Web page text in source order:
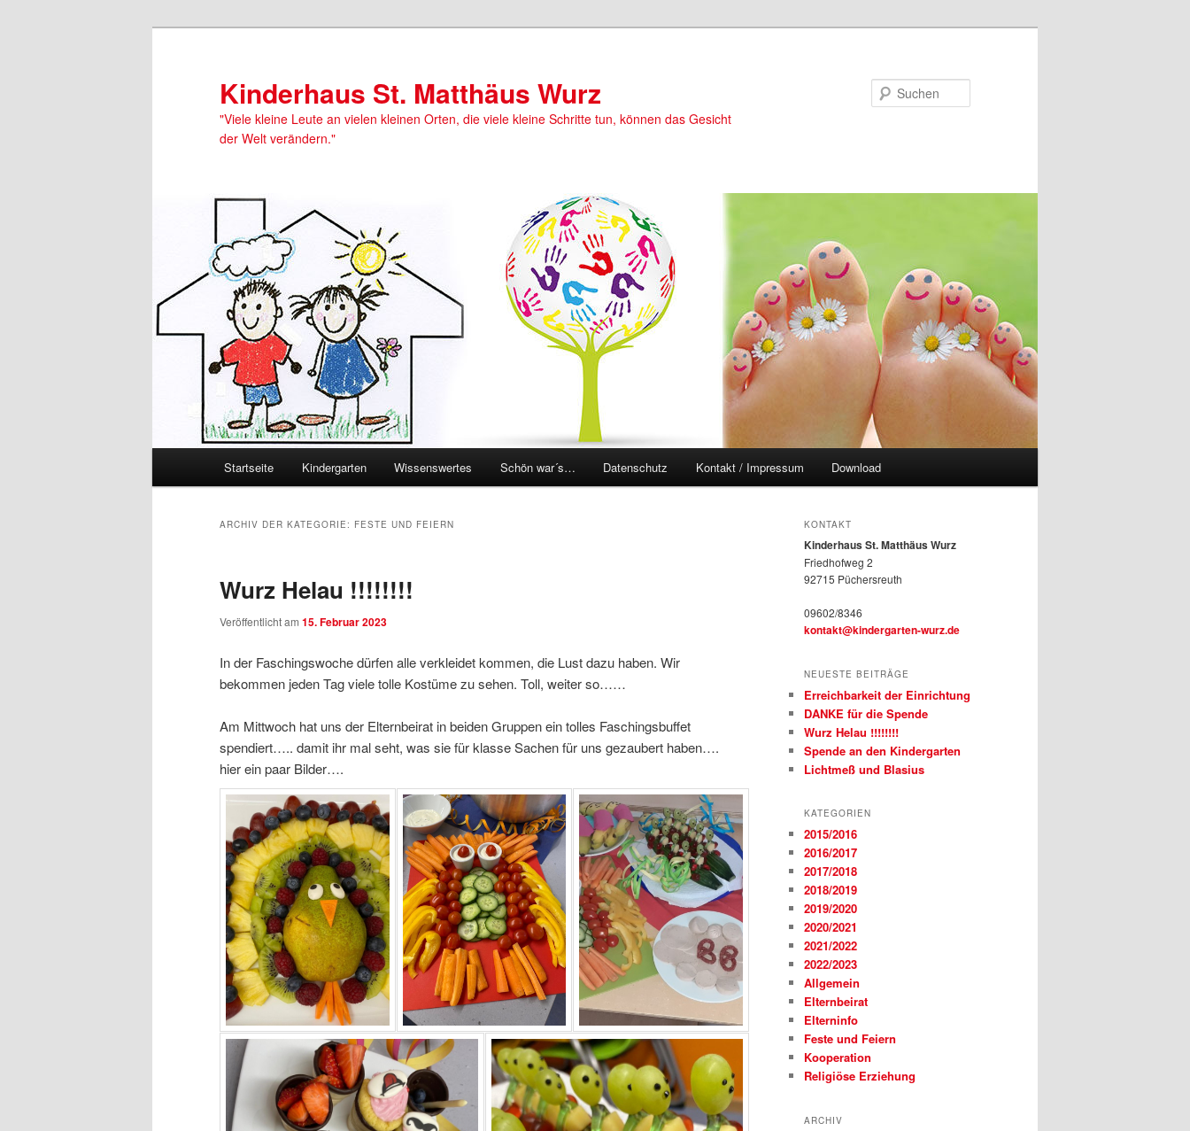
Kinderhaus St. Matthäus Wurz
"Viele kleine Leute an vielen kleinen Orten, die viele kleine Schritte tun, können das Gesicht
der Welt verändern."
Zum primären Inhalt springen
Zum sekundären Inhalt springen
Startseite Kindergarten Wissenswertes Schön war´s… Datenschutz Kontakt / Impressum Download
ARCHIV DER KATEGORIE: FESTE UND FEIERN
Wurz Helau !!!!!!!!
Veröffentlicht am 15. Februar 2023
In der Faschingswoche dürfen alle verkleidet kommen, die Lust dazu haben. Wir
bekommen jeden Tag viele tolle Kostüme zu sehen. Toll, weiter so……
Am Mittwoch hat uns der Elternbeirat in beiden Gruppen ein tolles Faschingsbuffet
spendiert….. damit ihr mal seht, was sie für klasse Sachen für uns gezaubert haben….
hier ein paar Bilder….
KONTAKT
Kinderhaus St. Matthäus Wurz
Friedhofweg 2
92715 Püchersreuth
09602/8346
kontakt@kindergarten-wurz.de
NEUESTE BEITRÄGE
Erreichbarkeit der Einrichtung
DANKE für die Spende
Wurz Helau !!!!!!!!
Spende an den Kindergarten
Lichtmeß und Blasius
KATEGORIEN
2015/2016
2016/2017
2017/2018
2018/2019
2019/2020
2020/2021
2021/2022
2022/2023
Allgemein
Elternbeirat
Elterninfo
Feste und Feiern
Kooperation
Religiöse Erziehung
ARCHIV